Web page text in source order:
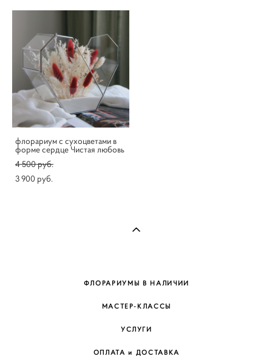
флорариум с сухоцветами в
форме сердце Чистая любовь
4 500 pуб.
3 900 pуб.
ФЛОРАРИУМЫ В НАЛИЧИИ
МАСТЕР-КЛАССЫ
УСЛУГИ
ОПЛАТА и ДОСТАВКА